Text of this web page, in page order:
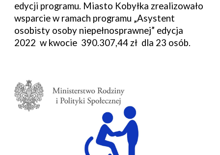
edycji programu. Miasto Kobyłka zrealizowało
wsparcie w ramach programu „Asystent
osobisty osoby niepełnosprawnej” edycja
2022 w kwocie 390.307,44 zł dla 23 osób.